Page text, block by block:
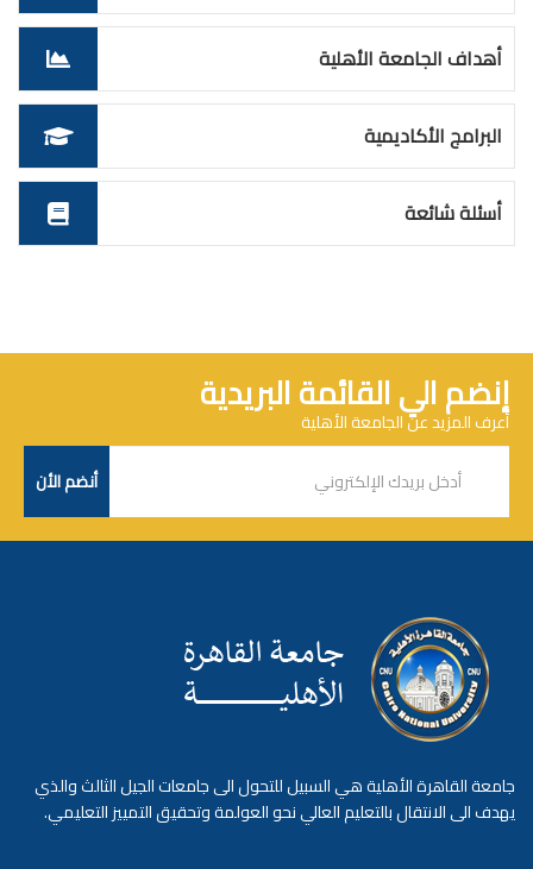
أهداف الجامعة الأهلية
البرامج الأكاديمية
أسئلة شائعة
إنضم الي القائمة البريدية
أعرف المزيد عن الجامعة الأهلية
جامعة القاهرة الأهلية هي السبيل للتحول الى جامعات الجيل الثالث والذي
يهدف الى الانتقال بالتعليم العالي نحو العولمة وتحقيق التمييز التعليمي.